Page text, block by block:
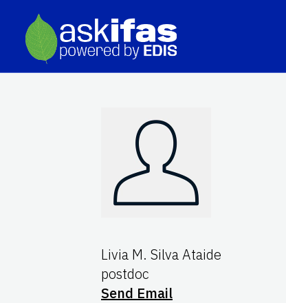
Livia M. Silva Ataide
postdoc
Send Email